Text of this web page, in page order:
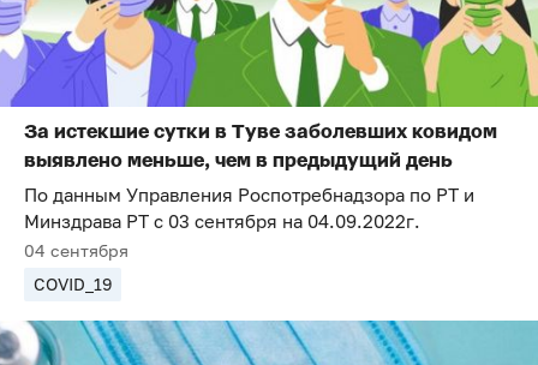
За истекшие сутки в Туве заболевших ковидом
выявлено меньше, чем в предыдущий день
По данным Управления Роспотребнадзора по РТ и
Минздрава РТ с 03 сентября на 04.09.2022г.
04 сентября
COVID_19